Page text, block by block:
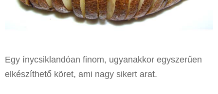
Egy ínycsiklandóan finom, ugyanakkor egyszerűen
elkészíthető köret, ami nagy sikert arat.